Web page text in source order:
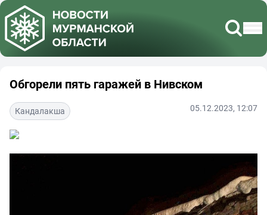
Обгорели пять гаражей в Нивском
Кандалакша 05.12.2023, 12:07